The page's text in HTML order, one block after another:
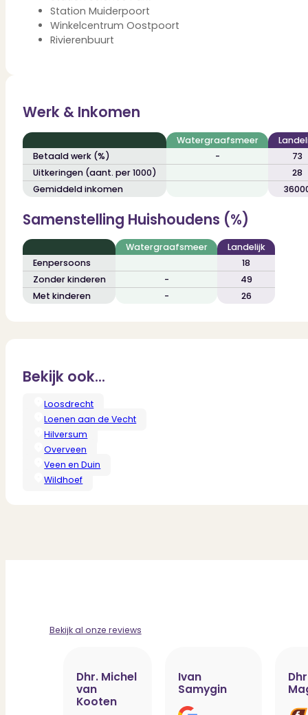
Partners
Maak gebruik van ons netwerk
Verenigingen
Station Muiderpoort
Winkelcentrum Oostpoort
Rivierenbuurt
Werk & Inkomen
Watergraafsmeer
Betaald werk (%)
-
73
Uitkeringen (aant. per 1000)
28
Gemiddeld inkomen
Samenstelling Huishoudens (%)
Watergraafsmeer
Landelijk
Eenpersoons
18
Zonder kinderen
-
49
Met kinderen
- 26
Bekijk ook...
Loosdrecht
Loenen aan de Vecht
Hilversum
Overveen
Veen en Duin
Wildhoef
Bekijk al onze reviews
Dhr. Michel
van
Kooten
Ivan
Samygin